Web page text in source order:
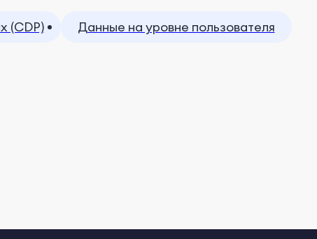
(CDP) Данные на уровне пользователя